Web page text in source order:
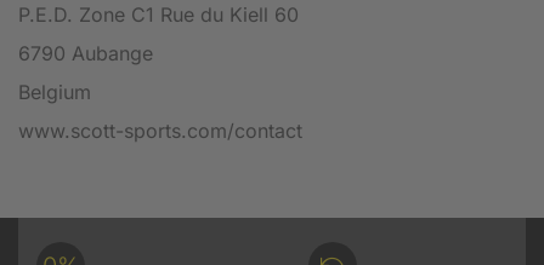
P.E.D. Zone C1 Rue du Kiell 60
6790 Aubange
Belgium
www.scott-sports.com/contact